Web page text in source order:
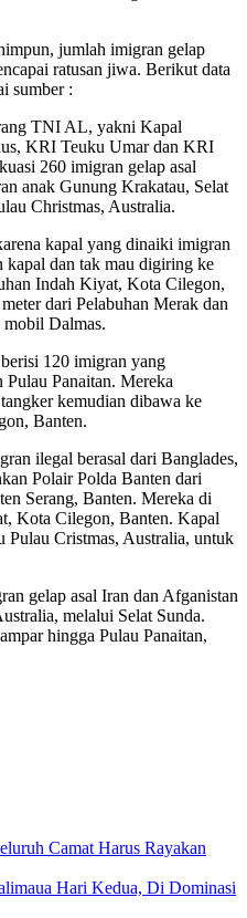
jumlah imigran gelap
ratusan jiwa. Berikut data
sumber :
TNI AL, yakni Kapal
KRI Teuku Umar dan KRI
260 imigran gelap asal
anak Gunung Krakatau, Selat
Christmas, Australia.
kapal yang dinaiki imigran
kapal dan tak mau digiring ke
Indah Kiyat, Kota Cilegon,
dari Pelabuhan Merak dan
mobil Dalmas.
120 imigran yang
Pulau Panaitan. Mereka
kemudian dibawa ke
Banten.
ilegal berasal dari Banglades,
Polair Polda Banten dari
Serang, Banten. Mereka di
Kota Cilegon, Banten. Kapal
Pulau Cristmas, Australia, untuk
gelap asal Iran dan Afganistan
melalui Selat Sunda.
hingga Pulau Panaitan,
Camat Harus Rayakan
Hari Kedua, Di Dominasi